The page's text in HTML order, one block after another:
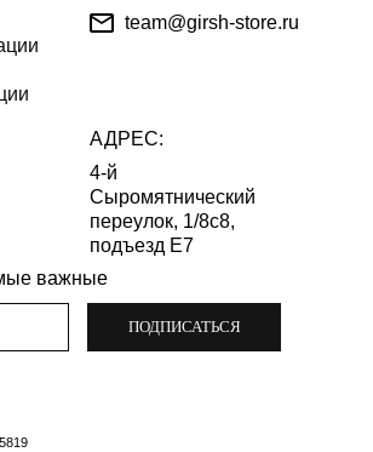
важные
ПОДПИСАТЬСЯ
4-й
Сыромятнический
переулок, 1/8с8,
подъезд Е7
АДРЕС:
team@girsh-store.ru